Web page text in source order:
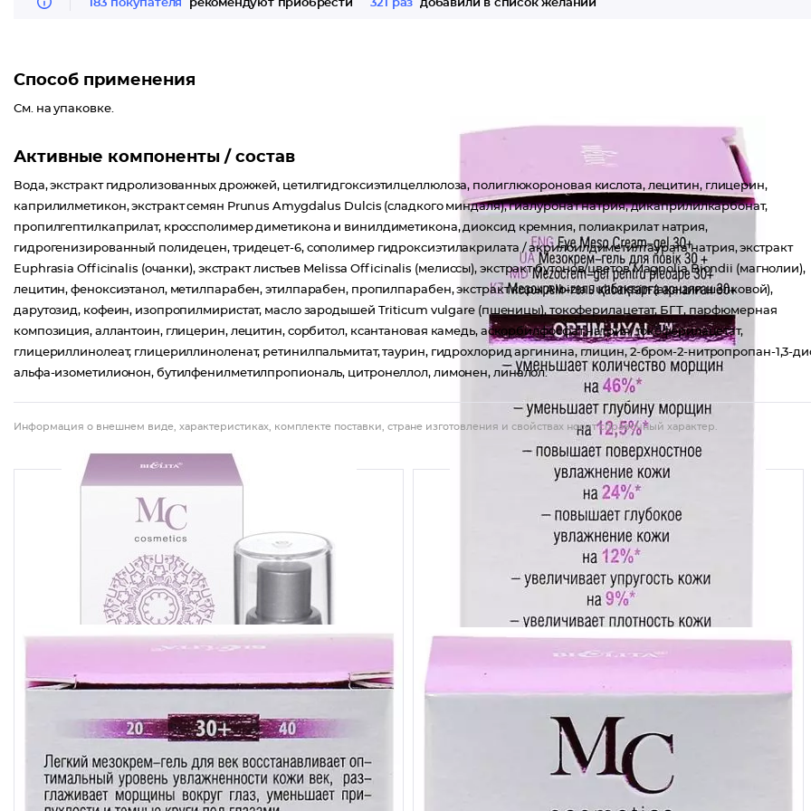
183 покупателя рекомендуют приобрести 321 раз добавили в список желаний
Способ применения
См. на упаковке.
Активные компоненты / состав
Вода, экстракт гидролизованных дрожжей, цетилгидгоксиэтилцеллюлоза, полиглюкороновая кислота, лецитин, глицерин,
каприлилметикон, экстракт семян Prunus Amygdalus Dulcis (сладкого миндаля), гиалуронат натрия, дикаприлилкарбонат,
пропилгептилкаприлат, кроссполимер диметикона и винилдиметикона, диоксид кремния, полиакрилат натрия,
гидрогенизированный полидецен, тридецет-6, сополимер гидроксиэтилакрилата / акрилоилдиметилтаурата натрия, экстракт
Euphrasia Officinalis (очанки), экстракт листьев Melissa Officinalis (мелиссы), экстракт бутонов/цветов Magnolia Biondii (магнолии),
лецитин, феноксиэтанол, метилпарабен, этилпарабен, пропилпарабен, экстракт коры Albizia Julibrissin (акации шелковой),
дарутозид, кофеин, изопропилмиристат, масло зародышей Triticum vulgare (пшеницы), токоферилацетат, БГТ, парфюмерная
композиция, аллантоин, глицерин, лецитин, сорбитол, ксантановая камедь, аскорбилфосфат натрия, токоферилацетат,
глицериллинолеат, глицериллиноленат, ретинилпальмитат, таурин, гидрохлорид аргинина, глицин, 2-бром-2-нитропропан-1,3-
альфа-изометилионон, бутилфенилметилпропиональ, цитронеллол, лимонен, линалол.
Информация о внешнем виде, характеристиках, комплекте поставки, стране изготовления и свойствах носит справочный характер.